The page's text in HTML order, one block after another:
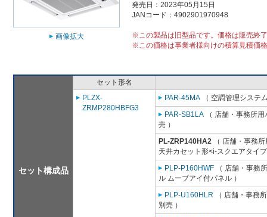
画像拡大
発売日：2023年05月15日
JANコード：4902901970948
※この製品は旧型品です。価格は販売終
※この価格は事業者様向けの積算見積価
セット構成品
セット形名
PLZX-
ZRMP280HBFG3
PAR-45MA （ 空調管理システ
PAR-SB1LA （ 店舗・事務所
売 ）
PL-ZRP140HA2 （ 店舗・事務
天井カセット形<i-スクエアタイ
PLP-P160HWF （ 店舗・事務
ル ムーブアイ付パネル ）
PLP-U160HLR （ 店舗・事務
別売 ）